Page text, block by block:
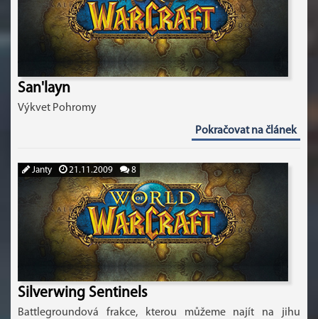
San'layn
Výkvet Pohromy
Pokračovat na článek
Janty 21.11.2009 8
Silverwing Sentinels
Battlegroundová frakce, kterou můžeme najít na jihu